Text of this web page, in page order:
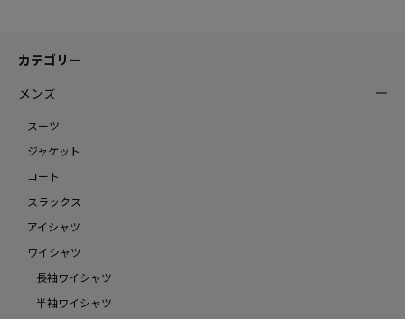
カテゴリー
メンズ
スーツ
ジャケット
コート
スラックス
アイシャツ
ワイシャツ
長袖ワイシャツ
半袖ワイシャツ